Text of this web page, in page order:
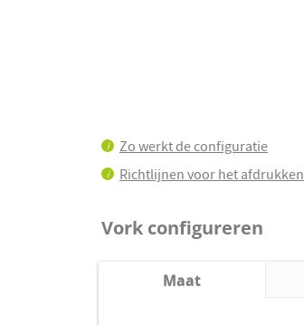
het
van
gallerij
i Zo werkt de configuratie
i Richtlijnen voor het afdrukken
Vork configureren
Maat